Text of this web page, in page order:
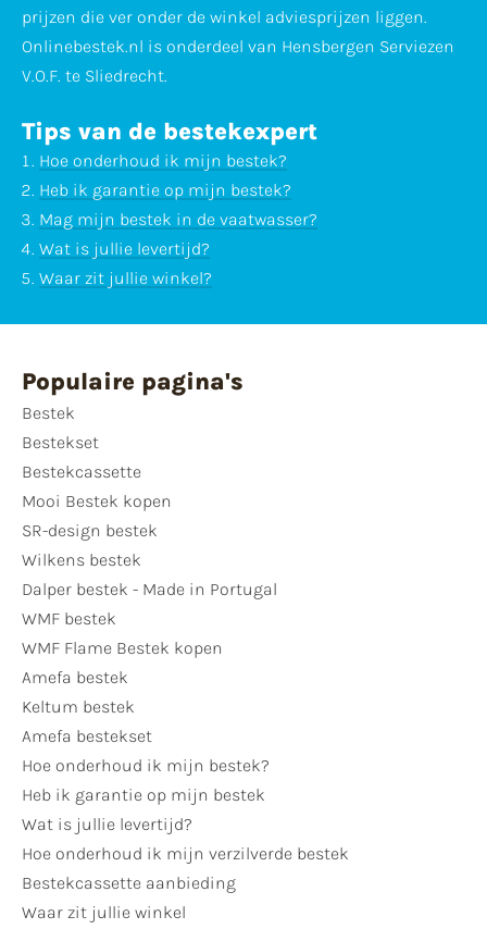
prijzen die ver onder de winkel adviesprijzen liggen.
Onlinebestek.nl is onderdeel van Hensbergen Serviezen
V.O.F. te Sliedrecht.
Tips van de bestekexpert
Hoe onderhoud ik mijn bestek?
Heb ik garantie op mijn bestek?
Mag mijn bestek in de vaatwasser?
Wat is jullie levertijd?
Waar zit jullie winkel?
Populaire pagina's
Bestek
Bestekset
Bestekcassette
Mooi Bestek kopen
SR-design bestek
Wilkens bestek
Dalper bestek - Made in Portugal
WMF bestek
WMF Flame Bestek kopen
Amefa bestek
Keltum bestek
Amefa bestekset
Hoe onderhoud ik mijn bestek?
Heb ik garantie op mijn bestek
Wat is jullie levertijd?
Hoe onderhoud ik mijn verzilverde bestek
Bestekcassette aanbieding
Waar zit jullie winkel